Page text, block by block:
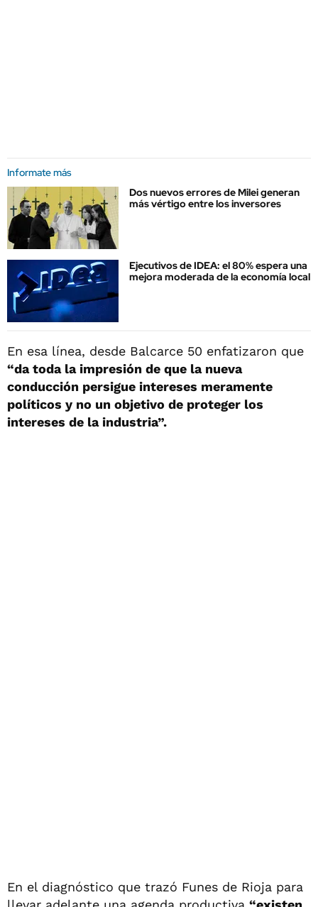
Informate más
Dos nuevos errores de Milei generan
más vértigo entre los inversores
Ejecutivos de IDEA: el 80% espera una
mejora moderada de la economía local
En esa línea, desde Balcarce 50 enfatizaron que
“da toda la impresión de que la nueva
conducción persigue intereses meramente
políticos y no un objetivo de proteger los
intereses de la industria”.
En el diagnóstico que trazó Funes de Rioja para